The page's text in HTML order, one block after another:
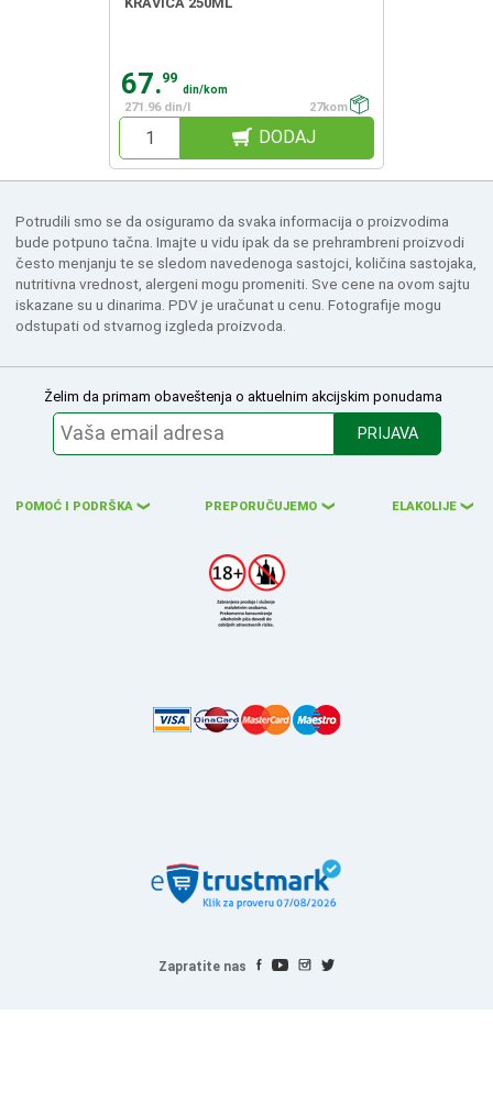
67.99
din/kom
271.96 din/l
27kom
DODAJ
Potrudili smo se da osiguramo da svaka informacija o proizvodima
bude potpuno tačna. Imajte u vidu ipak da se prehrambreni proizvodi
često menjanju te se sledom navedenoga sastojci, količina sastojaka,
nutritivna vrednost, alergeni mogu promeniti. Sve cene na ovom sajtu
iskazane su u dinarima. PDV je uračunat u cenu. Fotografije mogu
odstupati od stvarnog izgleda proizvoda.
Želim da primam obaveštenja o aktuelnim akcijskim ponudama
PRIJAVA
POMOĆ I PODRŠKA ❮ PREPORUČUJEMO ❮ ELAKOLIJE ❮
Zapratite nas